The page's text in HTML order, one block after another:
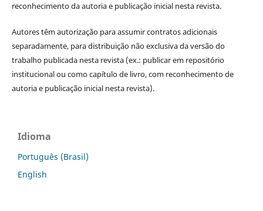
reconhecimento da autoria e publicação inicial nesta revista.
Autores têm autorização para assumir contratos adicionais
separadamente, para distribuição não exclusiva da versão do
trabalho publicada nesta revista (ex.: publicar em repositório
institucional ou como capítulo de livro, com reconhecimento de
autoria e publicação inicial nesta revista).
Idioma
Português (Brasil)
English